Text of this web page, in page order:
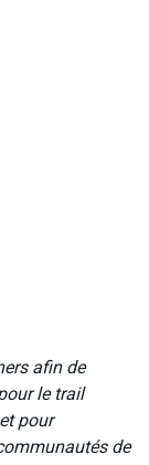
afin de
le trail
pour
de